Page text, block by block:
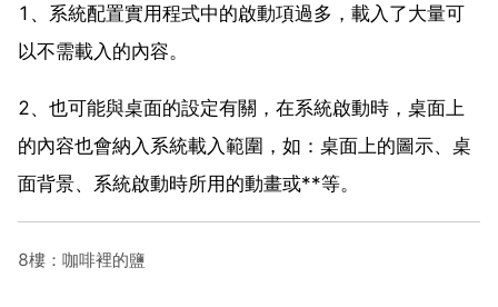
1、系統配置實用程式中的啟動項過多，載入了大量可
以不需載入的內容。
2、也可能與桌面的設定有關，在系統啟動時，桌面上
的內容也會納入系統載入範圍，如：桌面上的圖示、桌
面背景、系統啟動時所用的動畫或**等。
8樓：咖啡裡的鹽